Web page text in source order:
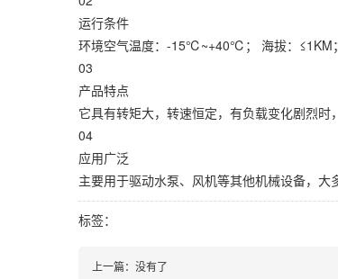
运行条件
环境空气温度：-15℃~+40℃； 海拔：≤1KM
03
产品特点
它具有转矩大，转速恒定，有负载变化剧烈
04
应用广泛
主要用于驱动水泵、风机等其他机械设备，大
标签：
上一篇：没有了